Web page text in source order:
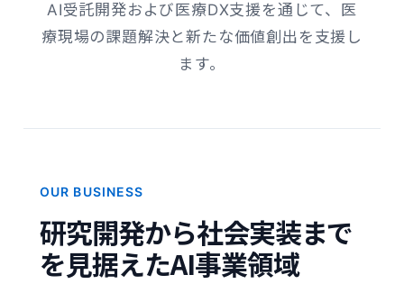
AI受託開発および医療DX支援を通じて、医
療現場の課題解決と新たな価値創出を支援し
ます。
OUR BUSINESS
研究開発から社会実装まで
を見据えたAI事業領域